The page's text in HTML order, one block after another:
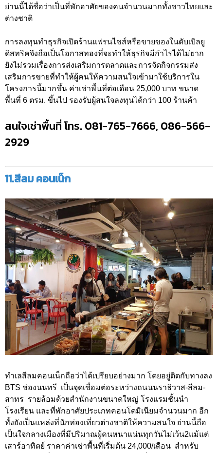
ย่านนี้ได้ชื่อว่าเป็นที่พักอาศัยของคนจำนวนมากทั้งชาวไทยและ
ต่างชาติ
การลงทุนทำธุรกิจเปิดร้านแฟรนไชส์หรือขายของในดับเบิลยู
ดิสทริคจึงถือเป็นโอกาสทองที่จะทำให้ธุรกิจมีกำไรได้ไม่ยาก
ยังไม่รวมเรื่องการส่งเสริมการตลาดและการจัดกิจกรรมส่ง
เสริมการขายที่ทำให้ผู้คนให้ความสนใจเข้ามาใช้บริการใน
โครงการนี้มากขึ้น ค่าเช่าพื้นที่ต่อเดือน 25,000 บาท ขนาด
พื้นที่ 6 ตรม. ขึ้นไป รองรับผู้สนใจลงทุนได้กว่า 100 ร้านค้า
สนใจเช่าพื้นที่ โทร. 081-765-7666, 086-566-
2929
11.สีลม คอนเน็ก
ทำเลสีลมคอนเน็กถือว่าได้เปรียบอย่างมาก โดยอยู่ติดกับทางลง
BTS ช่องนนทรี เป็นจุดเชื่อมต่อระหว่างถนนนราธิวาส-สีลม-
สาทร รายล้อมด้วยสำนักงานขนาดใหญ่ โรงแรมชั้นนำ
โรงเรียน และที่พักอาศัยประเภทคอนโดมิเนียมจำนวนมาก อีก
ทั้งยังเป็นแหล่งที่นักท่องเที่ยวต่างชาติให้ความสนใจ ย่านนี้ถือ
เป็นใจกลางเมืองที่มีปริมาณผู้คนหนาแน่นทุกวันไม่เว้น2แม้แต่
เสาร์อาทิตย์ ราคาค่าเช่าพื้นที่เริ่มต้น 24,000/เดือน สำหรับ